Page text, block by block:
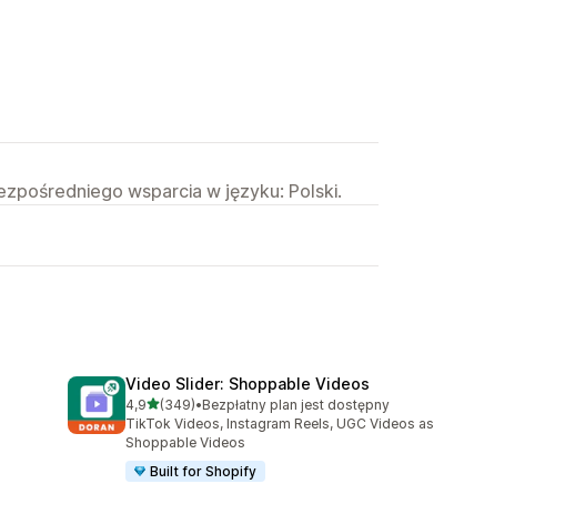
wsparcia w języku: Polski.
Video Slider: Shoppable Videos
4,9na 5 gwiazdek
(349)
Łączna liczba recenzji: 349
•Bezpłatny plan jest dostępny
TikTok Videos, Instagram Reels, UGC Videos as
Shoppable Videos
Built for Shopify